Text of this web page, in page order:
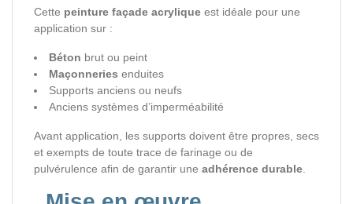
Cette peinture façade acrylique est idéale pour une
application sur :
Béton brut ou peint
Maçonneries enduites
Supports anciens ou neufs
Anciens systèmes d’imperméabilité
Avant application, les supports doivent être propres, secs
et exempts de toute trace de farinage ou de
pulvérulence afin de garantir une adhérence durable.